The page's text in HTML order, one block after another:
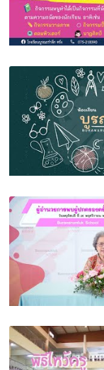
กิจกรรมหนูทำได้ ระดั
2/2563
BR Source: EP.2 ห้อ
บูรณะรำลึก
ผู้อำนวยการพบผู้ปกค
ความพร้อมสำหรับการ
ศึกษา 2563)